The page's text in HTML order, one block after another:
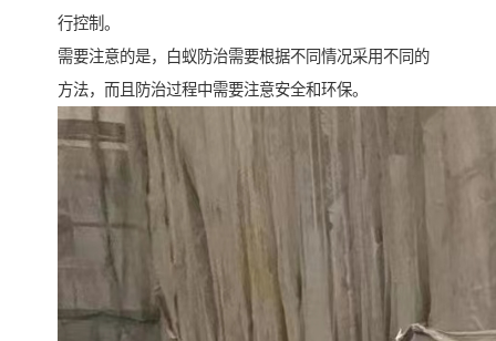
行控制。
需要注意的是，白蚁防治需要根据不同情况采用不同的
方法，而且防治过程中需要注意安全和环保。